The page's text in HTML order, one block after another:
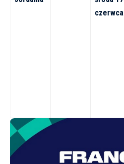
czerwca